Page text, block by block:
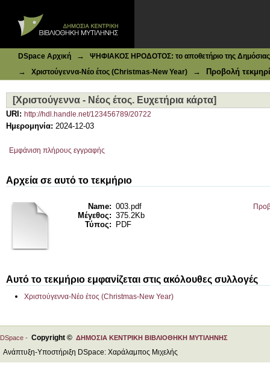
DSpace Αρχική → ΨΗΦΙΑΚΟΣ ΗΡΟΔΟΤΟΣ: το αποθετήριο της Δημόσιας
→ Χριστούγεννα-Νέο έτος (Christmas-New Year) → Προβολή
[Χριστούγεννα - Νέος έτος. Ευχετήρια κάρτα]
URI: http://hdl.handle.net/123456789/20722
Ημερομηνία: 2024-12-03
Εμφάνιση πλήρους εγγραφής
Αρχεία σε αυτό το τεκμήριο
Name: 003.pdf
Μέγεθος: 375.2Kb
Τύπος:
PDF
Αυτό το τεκμήριο εμφανίζεται στις ακόλουθες συλλογές
Χριστούγεννα-Νέο έτος (Christmas-New Year)
DSpace - Copyright © ΔΗΜΟΣΙΑ ΚΕΝΤΡΙΚΗ ΒΙΒΛΙΟΘΗΚΗ ΜΥΤΙΛΗΝΗΣ
Ανάπτυξη-Υποστήριξη DSpace: Χαράλαμπος Μιχελής